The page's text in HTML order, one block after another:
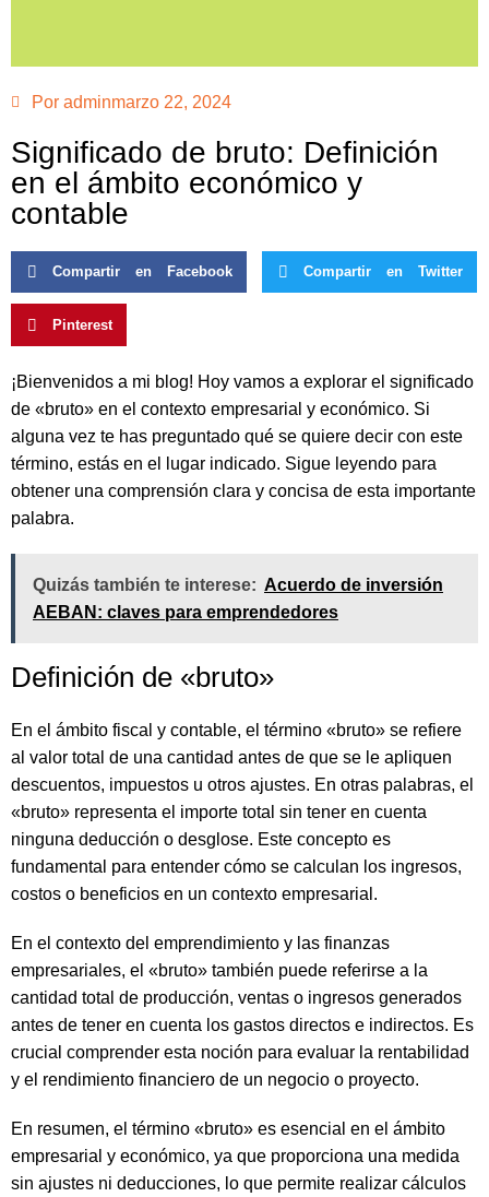
Por adminmarzo 22, 2024
Significado de bruto: Definición
en el ámbito económico y
contable
Compartir en Facebook Compartir en Twitter
Pinterest
¡Bienvenidos a mi blog! Hoy vamos a explorar el significado
de «bruto» en el contexto empresarial y económico. Si
alguna vez te has preguntado qué se quiere decir con este
término, estás en el lugar indicado. Sigue leyendo para
obtener una comprensión clara y concisa de esta importante
palabra.
Quizás también te interese: Acuerdo de inversión
AEBAN: claves para emprendedores
Definición de «bruto»
En el ámbito fiscal y contable, el término «bruto» se refiere
al valor total de una cantidad antes de que se le apliquen
descuentos, impuestos u otros ajustes. En otras palabras, el
«bruto» representa el importe total sin tener en cuenta
ninguna deducción o desglose. Este concepto es
fundamental para entender cómo se calculan los ingresos,
costos o beneficios en un contexto empresarial.
En el contexto del emprendimiento y las finanzas
empresariales, el «bruto» también puede referirse a la
cantidad total de producción, ventas o ingresos generados
antes de tener en cuenta los gastos directos e indirectos. Es
crucial comprender esta noción para evaluar la rentabilidad
y el rendimiento financiero de un negocio o proyecto.
En resumen, el término «bruto» es esencial en el ámbito
empresarial y económico, ya que proporciona una medida
sin ajustes ni deducciones, lo que permite realizar cálculos